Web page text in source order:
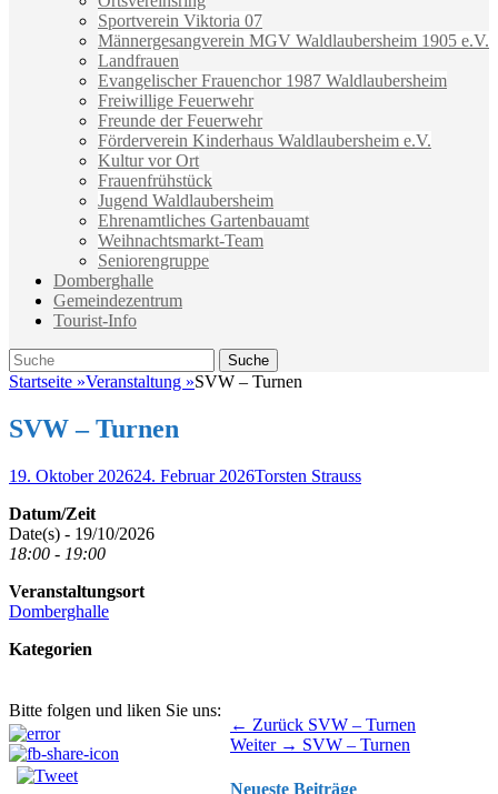
Sportverein Viktoria 07
Männergesangverein MGV Waldlaubersheim 1905 e.V.
Landfrauen
Evangelischer Frauenchor 1987 Waldlaubersheim
Freiwillige Feuerwehr
Freunde der Feuerwehr
Förderverein Kinderhaus Waldlaubersheim e.V.
Kultur vor Ort
Frauenfrühstück
Jugend Waldlaubersheim
Ehrenamtliches Gartenbauamt
Weihnachtsmarkt-Team
Seniorengruppe
Domberghalle
Gemeindezentrum
Tourist-Info
Suche
Suche
nach:
Startseite »Veranstaltung »SVW – Turnen
SVW – Turnen
Veröffentlicht
19. Oktober 202624. Februar 2026Autor
Torsten Strauss
Datum/Zeit
Date(s) - 19/10/2026
18:00 - 19:00
Veranstaltungsort
Domberghalle
Kategorien
Bitte folgen und liken Sie uns:
Beitragsnavigation ← Zurück Vorhergehender
Beitrag:
SVW – Turnen
Weiter → Nächster
SVW – Turnen
Neueste Beiträge